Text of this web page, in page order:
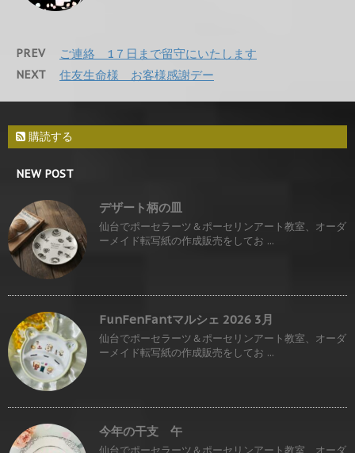
PREV ご連絡 1７日まで留守にいたします
NEXT 住友生命様 お客様感謝デー
購読する
NEW POST
デザート柄の皿
仙台でポーセラーツ＆ポーセリンアート教室、オーダ
ーメイド転写紙の作成販売をしてお ...
FunFenFantマルシェ 2026 3月
仙台でポーセラーツ＆ポーセリンアート教室、オーダ
ーメイド転写紙の作成販売をしてお ...
今年の干支 午
仙台でポーセラーツ＆ポーセリンアート教室、オーダ